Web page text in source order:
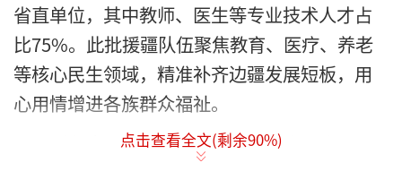
省直单位，其中教师、医生等专业技术人才占
比75%。此批援疆队伍聚焦教育、医疗、养老
等核心民生领域，精准补齐边疆发展短板，用
心用情增进各族群众福祉。
近年来，山西援疆工作始终坚守民生导
点击查看全文(剩余90%)